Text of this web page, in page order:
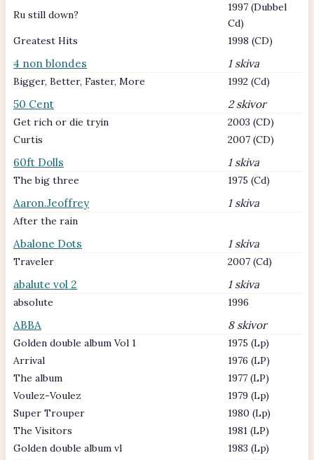
Ru still down?
1997 (Dubbel
Cd)
Greatest Hits
1998 (CD)
4 non blondes 1 skiva
Bigger, Better, Faster, More 1992 (Cd)
50 Cent 2 skivor
Get rich or die tryin
2003 (CD)
Curtis
2007 (CD)
60ft Dolls 1 skiva
The big three 1975 (Cd)
Aaron.Jeoffrey 1 skiva
After the rain
Abalone Dots 1 skiva
Traveler 2007 (Cd)
abalute vol 2 1 skiva
absolute 1996
ABBA 8 skivor
Golden double album Vol 1
1975 (Lp)
Arrival
1976 (LP)
The album
1977 (LP)
Voulez-Voulez
1979 (Lp)
Super Trouper
1980 (Lp)
The Visitors
1981 (LP)
Golden double album vl
1983 (Lp)